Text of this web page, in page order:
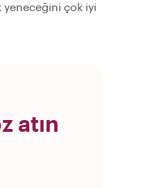
yeneceğini çok iyi
atın